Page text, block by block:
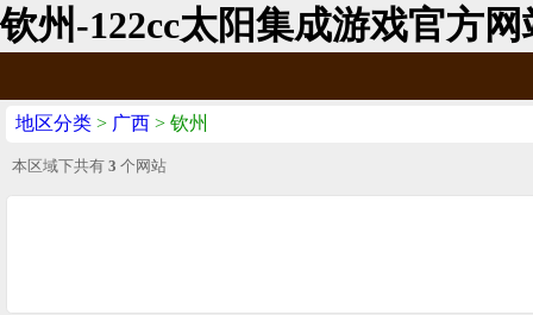
钦州-122cc太阳集成游戏官方网
地区分类 > 广西 > 钦州
本区域下共有 3 个网站